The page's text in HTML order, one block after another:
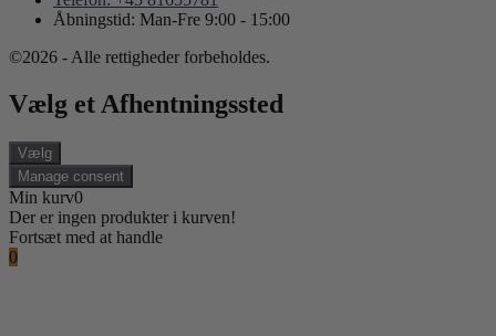
Åbningstid: Man-Fre 9:00 - 15:00
©2026 - Alle rettigheder forbeholdes.
Vælg et Afhentningssted
Vælg
Manage consent
Min kurv0
Der er ingen produkter i kurven!
Fortsæt med at handle
0